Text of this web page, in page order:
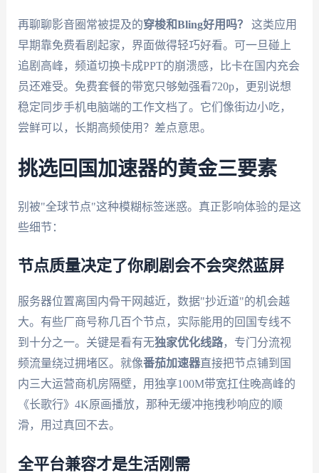
再聊聊影音圈常被提及的穿梭和Bling好用吗？
这类应用
早期靠免费看剧起家，界面做得轻巧好看。可一旦碰上
追剧高峰，频道切换卡成PPT的崩溃感，比卡在国内充会
员还难受。免费套餐的带宽只够勉强看720p，更别说想
稳定同步手机电脑端的工作文档了。它们像街边小吃，
尝鲜可以，长期高频使用？差点意思。
挑选回国加速器的黄金三要素
别被"全球节点"这种模糊标签迷惑。真正影响体验的是这
些细节：
节点质量决定了你刷剧会不会突然蓝屏
服务器位置离国内骨干网越近，数据"抄近道"的机会越
大。有些厂商号称几百个节点，实际能用的回国专线不
到十分之一。关键是看有无独家优化线路，专门分流视
频流量绕过拥堵区。就像番茄加速器直接把节点铺到国
内三大运营商机房隔壁，用独享100M带宽扛住晚高峰的
《长歌行》4K原画播放，那种无缓冲拖拽秒响应的顺
滑，用过真回不去。
全平台兼容才是生活刚需